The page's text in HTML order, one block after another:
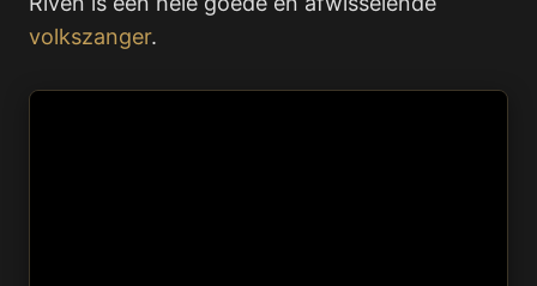
volkszanger.